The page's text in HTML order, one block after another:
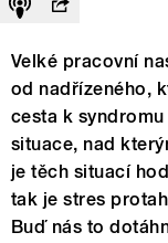
Velké pracovní
od nadřízeného,
cesta k
situace, nad
je těch situací
tak je stres
Buď nás to